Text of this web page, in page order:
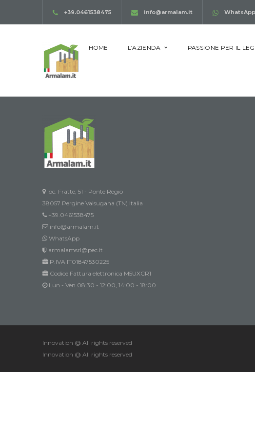
+39.0461538475 info@armalam.it WhatsApp
HOME L’AZIENDA PASSIONE PER IL
[woocommerce_cart]
loc. Fratte, 51 - Ponte Regio
38057 Pergine Valsugana (TN) Italia
+39.0461538475
info@armalam.it
WhatsApp
armalamsrl@pec.it
P.IVA IT01847530225
Codice Fattura elettronica M5UXCR1
Lun - Ven 08:30 - 12:00, 14:00 - 18:00
Innovation @ All rights reserved
Innovation @ All rights reserved